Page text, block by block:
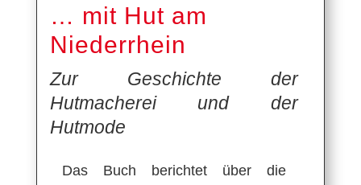
… mit Hut am
Niederrhein
Zur Geschichte der
Hutmacherei und der
Hutmode
Das Buch berichtet über die